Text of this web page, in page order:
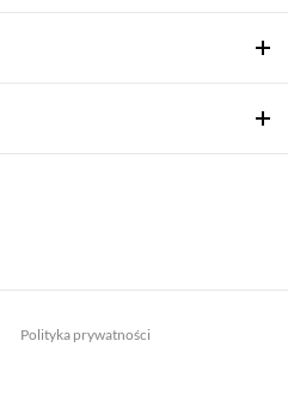
Polityka prywatności